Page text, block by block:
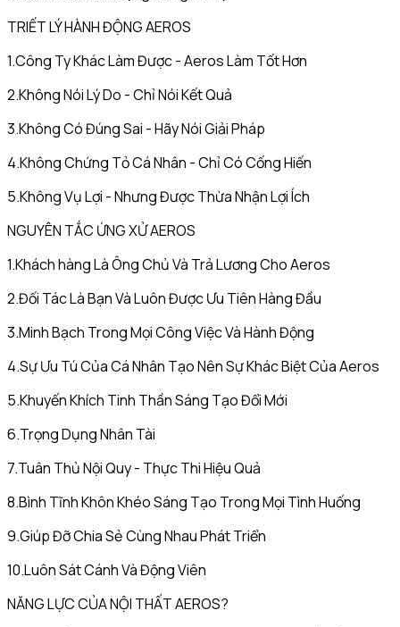
TRIẾT LÝ HÀNH ĐỘNG AEROS
1.Công Ty Khác Làm Được - Aeros Làm Tốt Hơn
2.Không Nói Lý Do - Chỉ Nói Kết Quả
3.Không Có Đúng Sai - Hãy Nói Giải Pháp
4.Không Chứng Tỏ Cá Nhân - Chỉ Có Cống Hiến
5.Không Vụ Lợi - Nhưng Được Thừa Nhận Lợi Ích
NGUYÊN TẮC ỨNG XỬ AEROS
1.Khách hàng Là Ông Chủ Và Trả Lương Cho Aeros
2.Đối Tác Là Bạn Và Luôn Được Ưu Tiên Hàng Đầu
3.Minh Bạch Trong Mọi Công Việc Và Hành Động
4.Sự Ưu Tú Của Cá Nhân Tạo Nên Sự Khác Biệt Của Aeros
5.Khuyến Khích Tinh Thần Sáng Tạo Đổi Mới
6.Trọng Dụng Nhân Tài
7.Tuân Thủ Nội Quy - Thực Thi Hiệu Quả
8.Bình Tĩnh Khôn Khéo Sáng Tạo Trong Mọi Tình Huống
9.Giúp Đỡ Chia Sẻ Cùng Nhau Phát Triển
10.Luôn Sát Cánh Và Động Viên
NĂNG LỰC CỦA NỘI THẤT AEROS?